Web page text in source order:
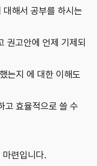
해서 공부를 하시는
권고안에 언제 기제되
는지 에 대한 이해도
고 효율적으로 쓸 수
련입니다.